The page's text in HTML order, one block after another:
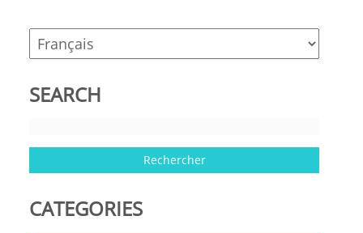
SEARCH
CATEGORIES